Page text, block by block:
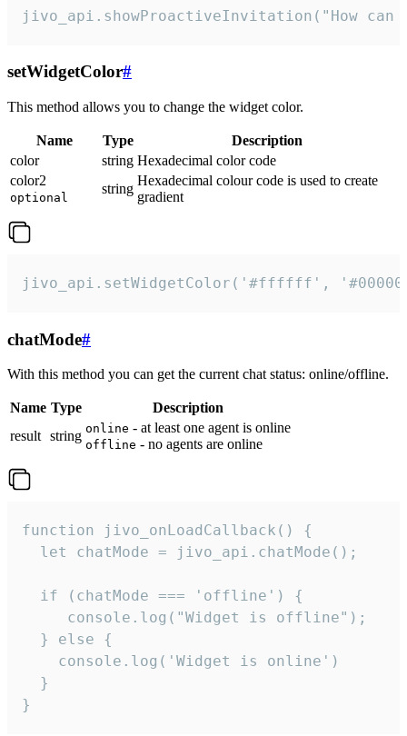
jivo_api.showProactiveInvitation("How
setWidgetColor#
This method allows you to change the widget color.
Name Type
Description
color
string Hexadecimal color code
color2
optional
string
Hexadecimal colour code is used to create
gradient
jivo_api.setWidgetColor('#ffffff',
chatMode#
With this method you can get the current chat status: online/offline.
Name Type
Description
result string online - at least one agent is online
offline - no agents are online
function jivo_onLoadCallback() {
  let chatMode = jivo_api.chatMode();
  if (chatMode === 'offline') {
     console.log("Widget is offline");
  } else {
    console.log('Widget is online')
  }
}